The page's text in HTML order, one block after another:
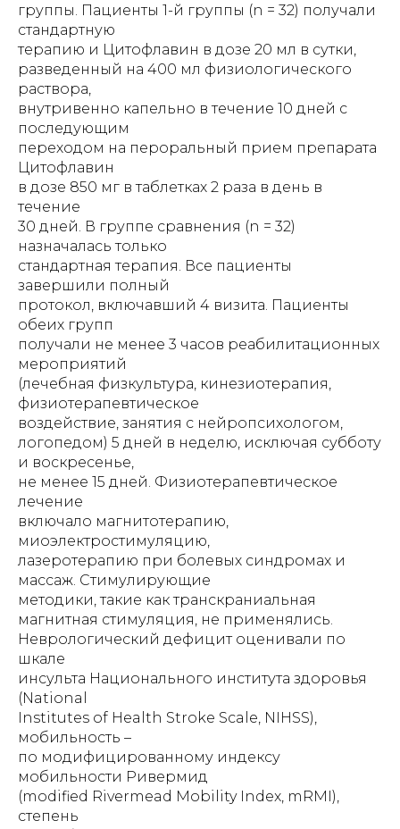
группы. Пациенты 1-й группы (n = 32) получали
стандартную
терапию и Цитофлавин в дозе 20 мл в сутки,
разведенный на 400 мл физиологического
раствора,
внутривенно капельно в течение 10 дней с
последующим
переходом на пероральный прием препарата
Цитофлавин
в дозе 850 мг в таблетках 2 раза в день в
течение
30 дней. В группе сравнения (n = 32)
назначалась только
стандартная терапия. Все пациенты
завершили полный
протокол, включавший 4 визита. Пациенты
обеих групп
получали не менее 3 часов реабилитационных
мероприятий
(лечебная физкультура, кинезиотерапия,
физиотерапевтическое
воздействие, занятия с нейропсихологом,
логопедом) 5 дней в неделю, исключая субботу
и воскресенье,
не менее 15 дней. Физиотерапевтическое
лечение
включало магнитотерапию,
миоэлектростимуляцию,
лазеротерапию при болевых синдромах и
массаж. Стимулирующие
методики, такие как транскраниальная
магнитная стимуляция, не применялись.
Неврологический дефицит оценивали по
шкале
инсульта Национального института здоровья
(National
Institutes of Health Stroke Scale, NIHSS),
мобильность –
по модифицированному индексу
мобильности Ривермид
(modified Rivermead Mobility Index, mRMI),
степень